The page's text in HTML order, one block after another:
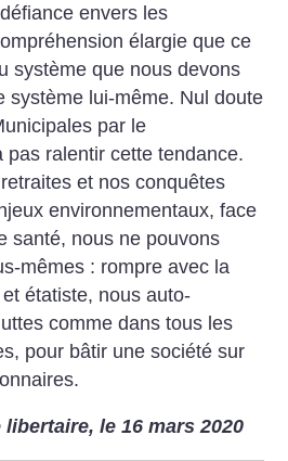
envers les
élargie que ce
système que nous devons
système lui-même. Nul doute
par le
pas ralentir cette tendance.
et nos conquêtes
environnementaux, face
santé, nous ne pouvons
mêmes : rompre avec la
étatiste, nous auto-
comme dans tous les
pour bâtir une société sur
le 16 mars 2020